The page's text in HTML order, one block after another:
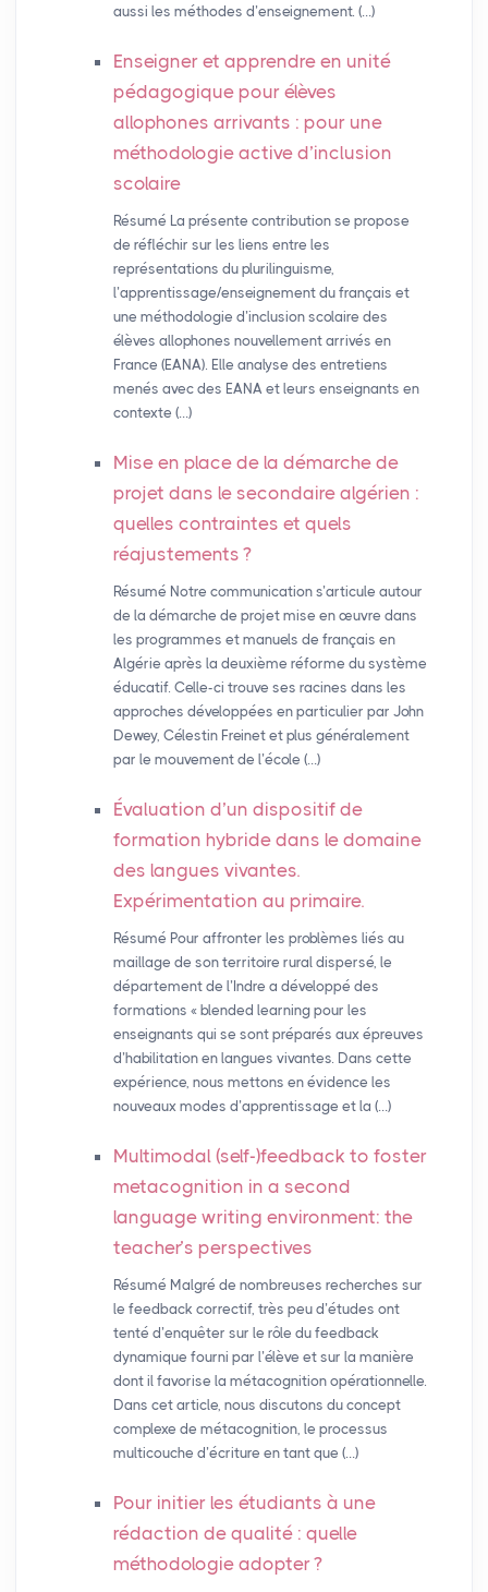
aussi les méthodes d’enseignement. (…)
Enseigner et apprendre en unité
pédagogique pour élèves
allophones arrivants : pour une
méthodologie active d’inclusion
scolaire
Résumé La présente contribution se propose
de réfléchir sur les liens entre les
représentations du plurilinguisme,
l’apprentissage/enseignement du français et
une méthodologie d’inclusion scolaire des
élèves allophones nouvellement arrivés en
France (EANA). Elle analyse des entretiens
menés avec des EANA et leurs enseignants en
contexte (…)
Mise en place de la démarche de
projet dans le secondaire algérien :
quelles contraintes et quels
réajustements ?
Résumé Notre communication s’articule autour
de la démarche de projet mise en œuvre dans
les programmes et manuels de français en
Algérie après la deuxième réforme du système
éducatif. Celle-ci trouve ses racines dans les
approches développées en particulier par John
Dewey, Célestin Freinet et plus généralement
par le mouvement de l’école (…)
Évaluation d’un dispositif de
formation hybride dans le domaine
des langues vivantes.
Expérimentation au primaire.
Résumé Pour affronter les problèmes liés au
maillage de son territoire rural dispersé, le
département de l’Indre a développé des
formations « blended learning pour les
enseignants qui se sont préparés aux épreuves
d’habilitation en langues vivantes. Dans cette
expérience, nous mettons en évidence les
nouveaux modes d’apprentissage et la (…)
Multimodal (self-)feedback to foster
metacognition in a second
language writing environment: the
teacher’s perspectives
Résumé Malgré de nombreuses recherches sur
le feedback correctif, très peu d’études ont
tenté d’enquêter sur le rôle du feedback
dynamique fourni par l’élève et sur la manière
dont il favorise la métacognition opérationnelle.
Dans cet article, nous discutons du concept
complexe de métacognition, le processus
multicouche d’écriture en tant que (…)
Pour initier les étudiants à une
rédaction de qualité : quelle
méthodologie adopter?